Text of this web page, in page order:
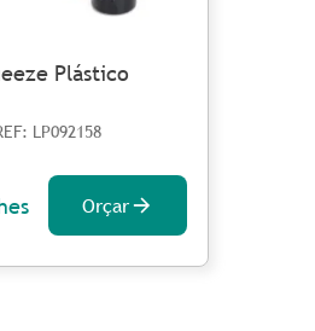
Plástico
LP092158
Orçar